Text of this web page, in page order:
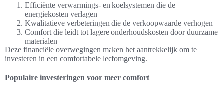
Efficiënte verwarmings- en koelsystemen die de
energiekosten verlagen
Kwalitatieve verbeteringen die de verkoopwaarde verhogen
Comfort die leidt tot lagere onderhoudskosten door duurzame
materialen
Deze financiële overwegingen maken het aantrekkelijk om te
investeren in een comfortabele leefomgeving.
Populaire investeringen voor meer comfort